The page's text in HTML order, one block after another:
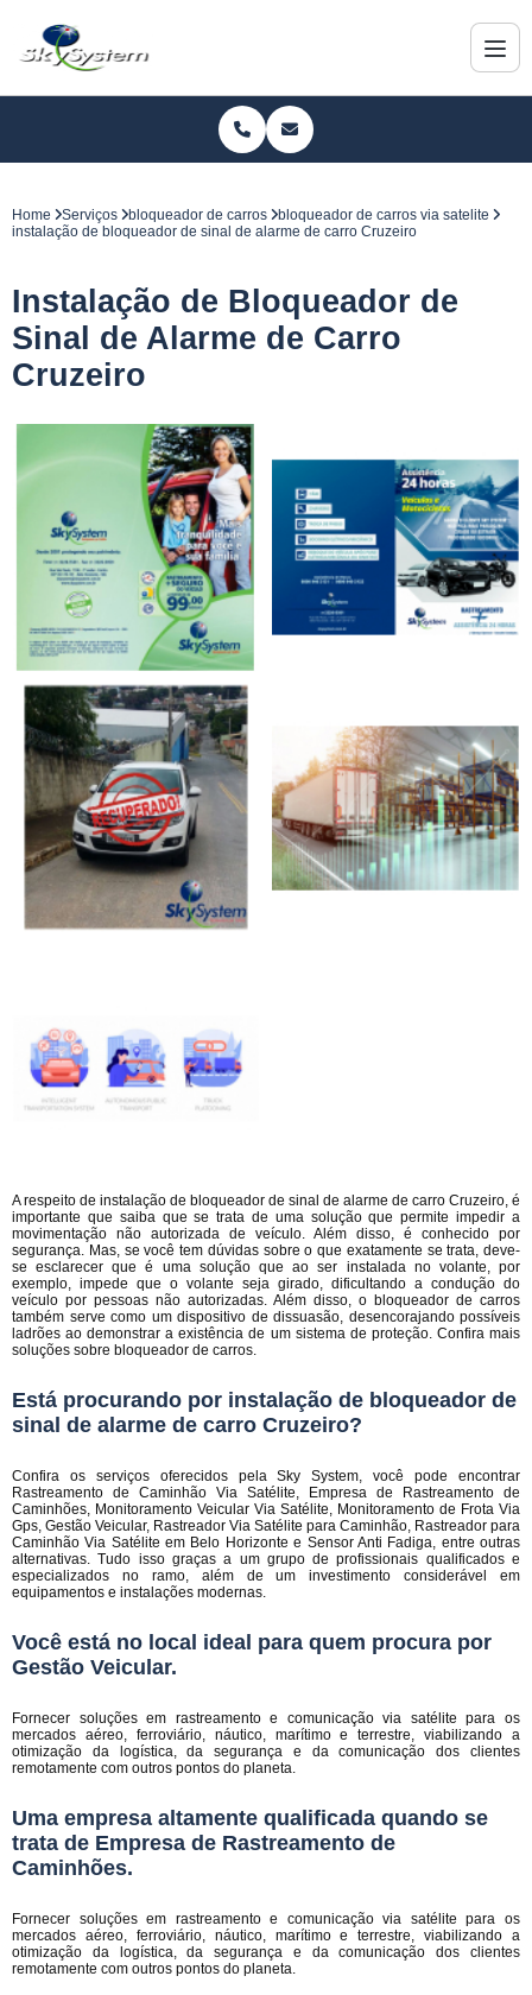
Home Serviços bloqueador de carros
bloqueador de carros via satelite
instalação de bloqueador de sinal de alarme de carro Cruzeiro
Instalação de Bloqueador de
Sinal de Alarme de Carro
Cruzeiro
A respeito de instalação de bloqueador de sinal de alarme de carro Cruzeiro, é
importante que saiba que se trata de uma solução que permite impedir a
movimentação não autorizada de veículo. Além disso, é conhecido por
segurança. Mas, se você tem dúvidas sobre o que exatamente se trata, deve-
se esclarecer que é uma solução que ao ser instalada no volante, por
exemplo, impede que o volante seja girado, dificultando a condução do
veículo por pessoas não autorizadas. Além disso, o bloqueador de carros
também serve como um dispositivo de dissuasão, desencorajando possíveis
ladrões ao demonstrar a existência de um sistema de proteção. Confira mais
soluções sobre bloqueador de carros.
Está procurando por instalação de bloqueador de
sinal de alarme de carro Cruzeiro?
Confira os serviços oferecidos pela Sky System, você pode encontrar
Rastreamento de Caminhão Via Satélite, Empresa de Rastreamento de
Caminhões, Monitoramento Veicular Via Satélite, Monitoramento de Frota Via
Gps, Gestão Veicular, Rastreador Via Satélite para Caminhão, Rastreador para
Caminhão Via Satélite em Belo Horizonte e Sensor Anti Fadiga, entre outras
alternativas. Tudo isso graças a um grupo de profissionais qualificados e
especializados no ramo, além de um investimento considerável em
equipamentos e instalações modernas.
Você está no local ideal para quem procura por
Gestão Veicular.
Fornecer soluções em rastreamento e comunicação via satélite para os
mercados aéreo, ferroviário, náutico, marítimo e terrestre, viabilizando a
otimização da logística, da segurança e da comunicação dos clientes
remotamente com outros pontos do planeta.
Uma empresa altamente qualificada quando se
trata de Empresa de Rastreamento de
Caminhões.
Fornecer soluções em rastreamento e comunicação via satélite para os
mercados aéreo, ferroviário, náutico, marítimo e terrestre, viabilizando a
otimização da logística, da segurança e da comunicação dos clientes
remotamente com outros pontos do planeta.